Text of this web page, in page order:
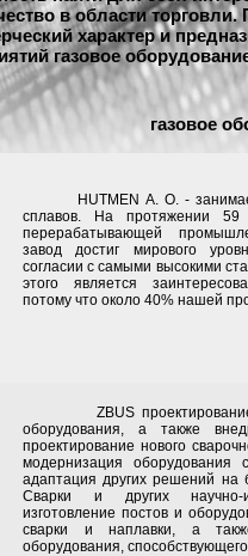
в области
характер и
газовое
газовое
HUTMEN А. О. -
сплавов. На протяжении 59
перерабатывающей
завод достиг мирового
согласии с самыми высокими
этого является
потому что около 40% нашей
ZBUS проектирование и
оборудования, а также
проектирование нового
модернизация оборудования
адаптация других решений на
Сварки и других научно-
изготовление постов и
сварки и наплавки, а также
оборудования, способствующего